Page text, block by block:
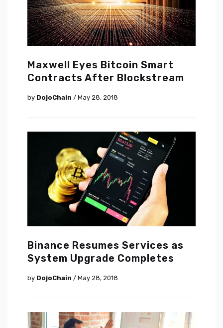
Maxwell Eyes Bitcoin Smart
Contracts After Blockstream
by DojoChain / May 28, 2018
Binance Resumes Services as
System Upgrade Completes
by DojoChain / May 28, 2018